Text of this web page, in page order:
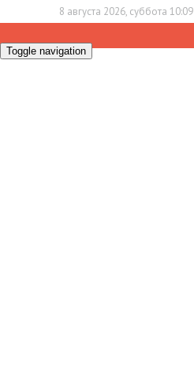
8 августа 2026, суббота 10:09
Toggle navigation